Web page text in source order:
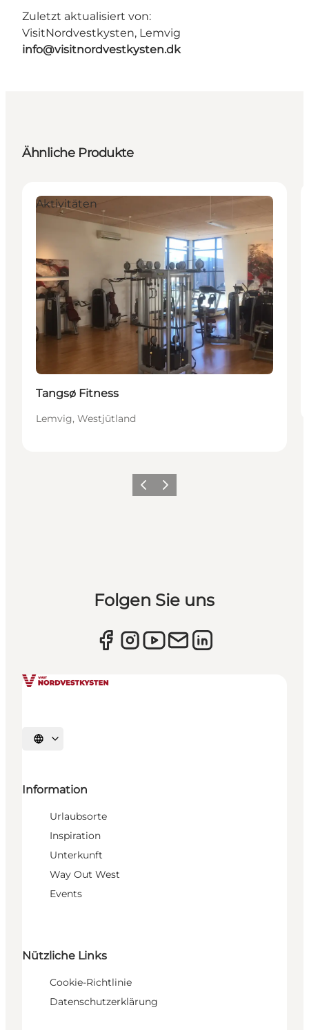
Zuletzt aktualisiert von:
VisitNordvestkysten, Lemvig
info@visitnordvestkysten.dk
Ähnliche Produkte
Aktivitäten
Tangsø Fitness
Lemvig, Westjütland
ZurückWeiter
Folgen Sie uns
Sprache auswählen
Information
Urlaubsorte
Inspiration
Unterkunft
Way Out West
Events
Nützliche Links
Cookie-Richtlinie
Datenschutzerklärung